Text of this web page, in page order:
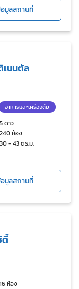
มูลสถานที่
เนนตัล
อาหารและเครื่องดื่ม
5 ดาว
240 ห้อง
30 - 43 ตร.ม.
มูลสถานที่
ตี้
16 ห้อง